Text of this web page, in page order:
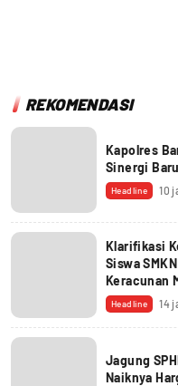
REKOMENDASI
Kapolres
Sinergi
Headline 10
Klarifikasi
Siswa
Keracunan
Headline 14
Jagung
Naiknya